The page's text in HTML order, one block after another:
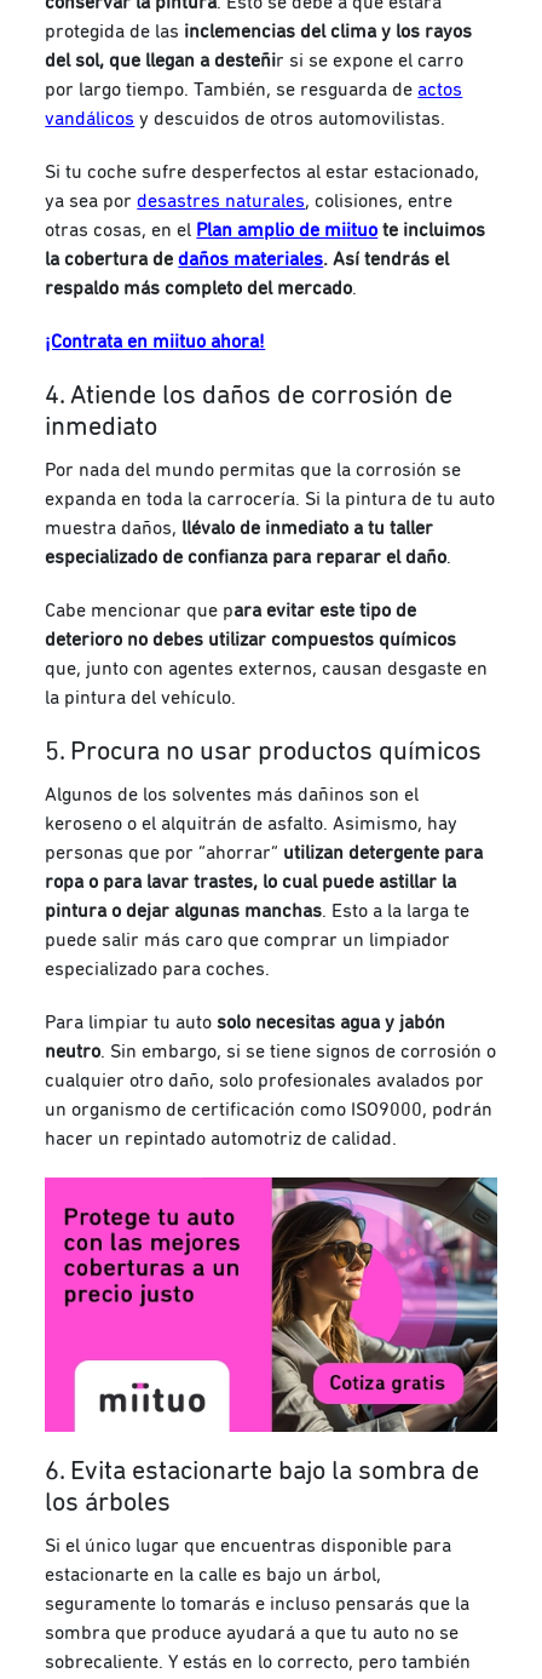
protegida de las inclemencias del clima y los rayos
del sol, que llegan a desteñir si se expone el carro
por largo tiempo. También, se resguarda de actos
vandálicos y descuidos de otros automovilistas.
Si tu coche sufre desperfectos al estar estacionado,
ya sea pordesastres naturales, colisiones, entre
otras cosas, en el Plan amplio de miituo te incluimos
la cobertura dedaños materiales. Así tendrás el
respaldo más completo del mercado.
¡Contrata en miituo ahora!
4. Atiende los daños de corrosión de
inmediato
Por nada del mundo permitas que la corrosión se
expanda en toda la carrocería. Si la pintura de tu auto
muestra daños, llévalo de inmediato a tu taller
especializado de confianza para reparar el daño.
Cabe mencionar que para evitar este tipo de
deterioro no debes utilizar compuestos químicos
que, junto con agentes externos, causan desgaste en
la pintura del vehículo.
5. Procura no usar productos químicos
Algunos de los solventes más dañinos son el
keroseno o el alquitrán de asfalto. Asimismo, hay
personas que por “ahorrar” utilizan detergente para
ropa o para lavar trastes, lo cual puede astillar la
pintura o dejar algunas manchas. Esto a la larga te
puede salir más caro que comprar un limpiador
especializado para coches.
Para limpiar tu autosolo necesitas agua y jabón
neutro. Sin embargo, si se tiene signos de corrosión o
cualquier otro daño, solo profesionales avalados por
un organismo de certificación como ISO9000, podrán
hacer un repintado automotriz de calidad.
6. Evita estacionarte bajo la sombra de
los árboles
Si el único lugar que encuentras disponible para
estacionarte en la calle es bajo un árbol,
seguramente lo tomarás e incluso pensarás que la
sombra que produce ayudará a que tu auto no se
sobrecaliente. Y estás en lo correcto, pero también